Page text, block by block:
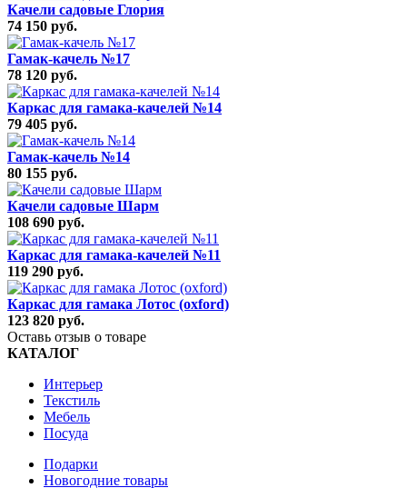
Качели садовые Глория
74 150 руб.
Гамак-качель №17
78 120 руб.
Каркас для гамака-качелей №14
79 405 руб.
Гамак-качель №14
80 155 руб.
Качели садовые Шарм
108 690 руб.
Каркас для гамака-качелей №11
119 290 руб.
Каркас для гамака Лотос (oxford)
123 820 руб.
Оставь отзыв о товаре
КАТАЛОГ
Интерьер
Текстиль
Мебель
Посуда
Подарки
Новогодние товары